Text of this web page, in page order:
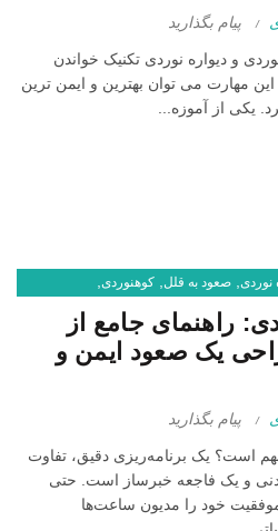
پیام بگذارید
و دیواره نوردی تکنیک خواندن
مهارت می توان بهترین و ایمن ترین
یکی از آموزه...
نوردی صعود به قلل کوهنوردی
راهنمای جامع از
یک صعود ایمن و
پیام بگذارید
است؟ یک برنامه‌ریزی دقیق، تفاوت
و یک فاجعه خبرساز است. حتی
خود را مدیون ساعت‌ها